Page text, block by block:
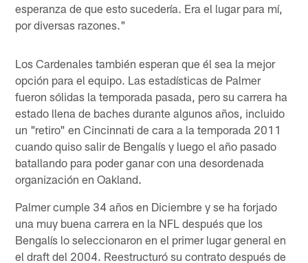
esperanza de que esto sucedería. Era el lugar para mí,
por diversas razones."
Los Cardenales también esperan que él sea la mejor
opción para el equipo. Las estadísticas de Palmer
fueron sólidas la temporada pasada, pero su carrera ha
estado llena de baches durante algunos años, incluido
un "retiro" en Cincinnati de cara a la temporada 2011
cuando quiso salir de Bengalís y luego el año pasado
batallando para poder ganar con una desordenada
organización en Oakland.
Palmer cumple 34 años en Diciembre y se ha forjado
una muy buena carrera en la NFL después que los
Bengalís lo seleccionaron en el primer lugar general en
el draft del 2004. Reestructuró su contrato después de